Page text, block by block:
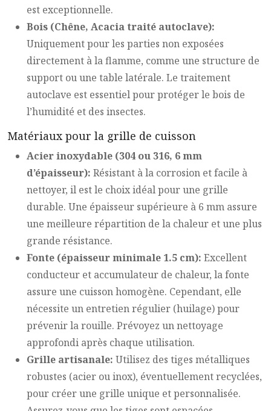
est exceptionnelle.
Bois (Chêne, Acacia traité autoclave):
Uniquement pour les parties non exposées
directement à la flamme, comme une structure de
support ou une table latérale. Le traitement
autoclave est essentiel pour protéger le bois de
l’humidité et des insectes.
Matériaux pour la grille de cuisson
Acier inoxydable (304 ou 316, 6 mm
d’épaisseur): Résistant à la corrosion et facile à
nettoyer, il est le choix idéal pour une grille
durable. Une épaisseur supérieure à 6 mm assure
une meilleure répartition de la chaleur et une plus
grande résistance.
Fonte (épaisseur minimale 1.5 cm): Excellent
conducteur et accumulateur de chaleur, la fonte
assure une cuisson homogène. Cependant, elle
nécessite un entretien régulier (huilage) pour
prévenir la rouille. Prévoyez un nettoyage
approfondi après chaque utilisation.
Grille artisanale: Utilisez des tiges métalliques
robustes (acier ou inox), éventuellement recyclées,
pour créer une grille unique et personnalisée.